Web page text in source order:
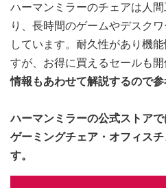
ハーマンミラーのチェアは人
り、長時間のゲームやデスク
しています。耐久性があり機
すが、お得に買えるセールも開
情報もあわせて解説するので参
ハーマンミラーの公式ストアで
ゲーミングチェア・オフィス
す。